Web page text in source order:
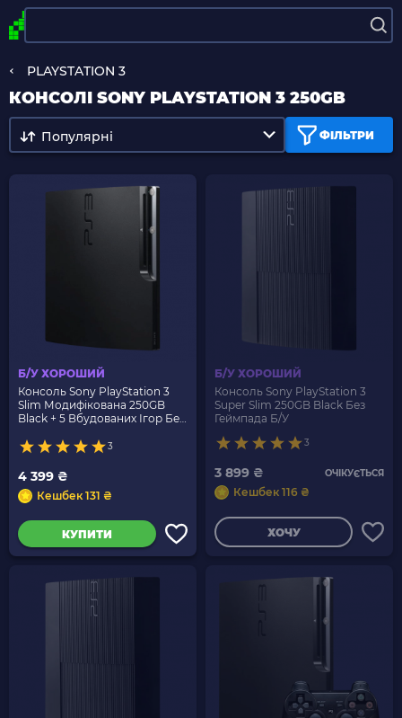
PLAYSTATION 3
КОНСОЛІ SONY PLAYSTATION 3 250GB
ФІЛЬТРИ
Популярні
Б/У ХОРОШИЙ
Консоль Sony PlayStation 3
Slim Модифікована 250GB
Black + 5 Вбудованих Ігор Без
3
4 399 ₴
Кешбек 131 ₴
КУПИТИ
Б/У ХОРОШИЙ
Консоль Sony PlayStation 3
Super Slim 250GB Black Без
Геймпада Б/У
3
3 899 ₴ ОЧІКУЄТЬСЯ
Кешбек 116 ₴
ХОЧУ